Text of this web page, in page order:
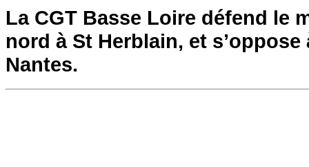
La CGT Basse Loire défend le
nord à St Herblain, et
Nantes.